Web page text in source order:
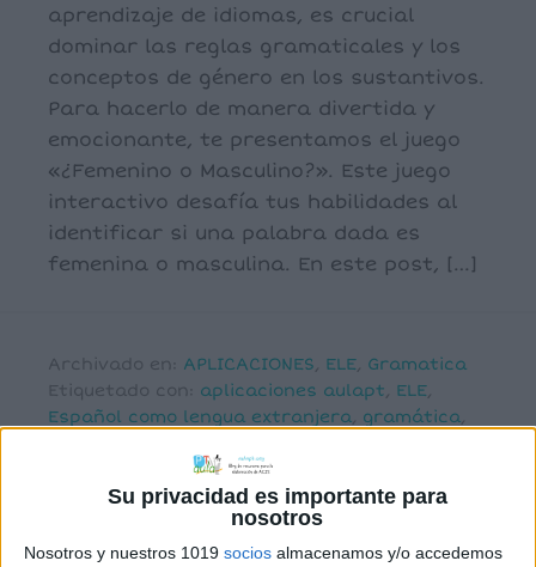
Su privacidad es importante para
nosotros
Nosotros y nuestros 1019 socios almacenamos y/o accedemos
aprendizaje de idiomas, es crucial
dominar las reglas gramaticales y los
conceptos de género en los sustantivos.
Para hacerlo de manera divertida y
emocionante, te presentamos el juego
«¿Femenino o Masculino?». Este juego
interactivo desafía tus habilidades al
identificar si una palabra dada es
femenina o masculina. En este post, […]
Archivado en: APLICACIONES, ELE, Gramatica
Etiquetado con: aplicaciones aulapt, ELE,
Español como lengua extranjera, gramática,